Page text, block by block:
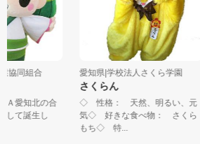
業協同組合
Ａ愛知北の合
して誕生し
愛知県|学校法人さくら学園
さくらん
◇ 性格： 天然、明るい、元
気◇ 好きな食べ物： さくら
もち◇ 特...